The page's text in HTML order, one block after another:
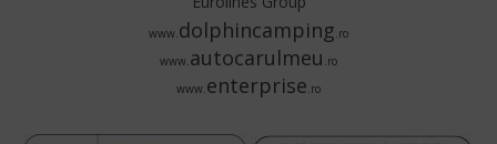
www.dolphincamping.ro
www.autocarulmeu .ro
www.enterprise.ro